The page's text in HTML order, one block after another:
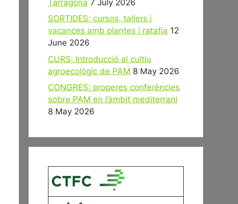
Tarragona 7 July 2026
SORTIDES: cursos, tallers i
vacances amb plantes i ratafia 12
June 2026
CURS: Introducció al cultiu
agroecològic de PAM 8 May 2026
CONGRES: properes conferències
sobre PAM en l’àmbit mediterrani
8 May 2026